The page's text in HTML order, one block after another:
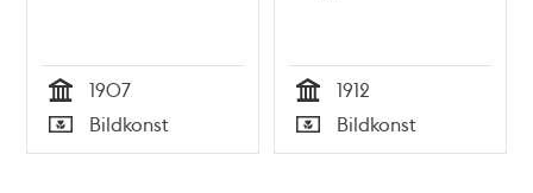
Tid
1907
Typ
Bildkonst Tid
1912
Typ
Bildkonst